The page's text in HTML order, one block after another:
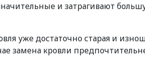
и затрагивают
уже достаточно старая и
замена кровли